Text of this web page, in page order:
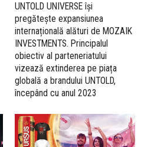
UNTOLD UNIVERSE își
pregătește expansiunea
internațională alături de MOZAIK
INVESTMENTS. Principalul
obiectiv al parteneriatului
vizează extinderea pe piața
globală a brandului UNTOLD,
începând cu anul 2023